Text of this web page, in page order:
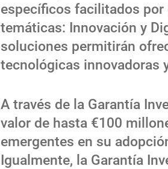
específicos facilitados por
temáticas: Innovación y
soluciones permitirán
tecnológicas innovadoras
A través de la Garantía
valor de hasta €100
emergentes en su
Igualmente, la Garantía